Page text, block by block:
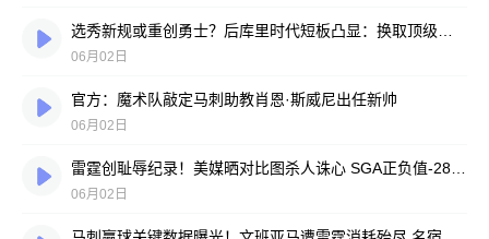
06月02日
官方：魔术队敲定马刺助教肖恩·斯威尼出任新帅
06月02日
06月02日